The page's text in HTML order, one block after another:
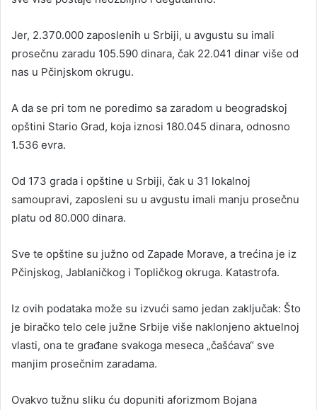
Jer, 2.370.000 zaposlenih u Srbiji, u avgustu su imali
prosečnu zaradu 105.590 dinara, čak 22.041 dinar više od
nas u Pčinjskom okrugu.
A da se pri tom ne poredimo sa zaradom u beogradskoj
opštini Stario Grad, koja iznosi 180.045 dinara, odnosno
1.536 evra.
Od 173 grada i opštine u Srbiji, čak u 31 lokalnoj
samoupravi, zaposleni su u avgustu imali manju prosečnu
platu od 80.000 dinara.
Sve te opštine su južno od Zapade Morave, a trećina je iz
Pčinjskog, Jablaničkog i Topličkog okruga. Katastrofa.
Iz ovih podataka može su izvući samo jedan zaključak: Što
je biračko telo cele južne Srbije više naklonjeno aktuelnoj
vlasti, ona te građane svakoga meseca „čašćava“ sve
manjim prosečnim zaradama.
Ovakvo tužnu sliku ću dopuniti aforizmom Bojana